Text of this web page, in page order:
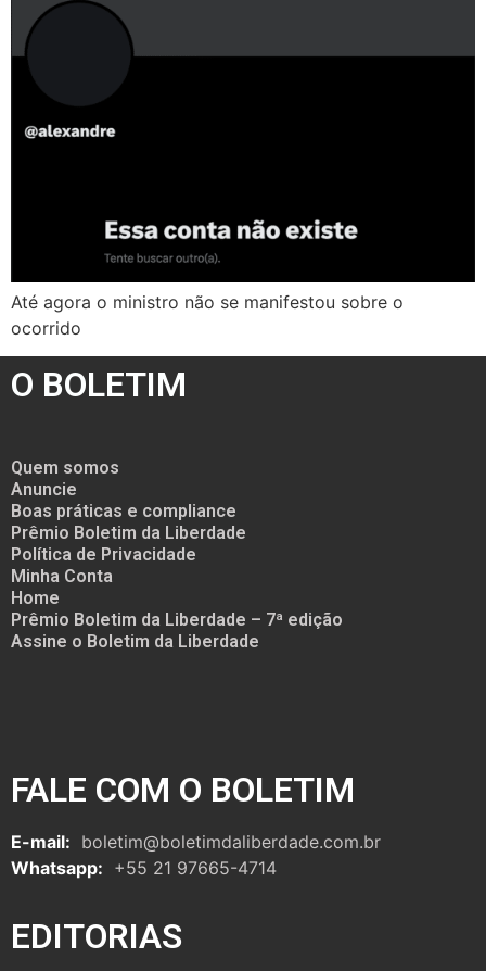
Até agora o ministro não se manifestou sobre o
ocorrido
O BOLETIM
Quem somos
Anuncie
Boas práticas e compliance
Prêmio Boletim da Liberdade
Política de Privacidade
Minha Conta
Home
Prêmio Boletim da Liberdade – 7ª edição
Assine o Boletim da Liberdade
FALE COM O BOLETIM
E-mail: boletim@boletimdaliberdade.com.br
Whatsapp: +55 21 97665-4714
EDITORIAS